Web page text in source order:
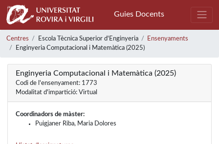
Guies Docents
Centres Escola Tècnica Superior d'Enginyeria
Ensenyaments
Enginyeria Computacional i Matemàtica (2025)
Enginyeria Computacional i Matemàtica (2025)
Codi de l'ensenyament: 1773
Modalitat d'impartició: Virtual
Coordinadors de màster:
Puigjaner Riba, Maria Dolores